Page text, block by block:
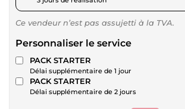
Ce vendeur n’est pas assujetti à la TVA.
Personnaliser le service
PACK STARTER
Délai supplémentaire de 1 jour
PACK STARTER
Délai supplémentaire de 2 jours